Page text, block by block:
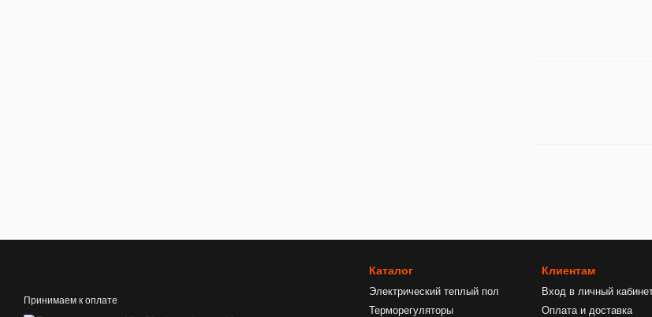
Принимаем к оплате
Каталог
Электрический теплый пол
Терморегуляторы
Клиентам
Вход в личный
Оплата и доставка